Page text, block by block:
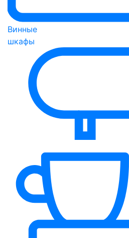
Винные
шкафы